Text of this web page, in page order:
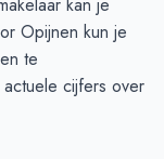
Opijnen kun je
te
cijfers over